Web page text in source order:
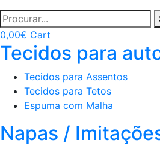
0,00€ Cart
Tecidos para
Tecidos para Assentos
Tecidos para Tetos
Espuma com Malha
Napas /